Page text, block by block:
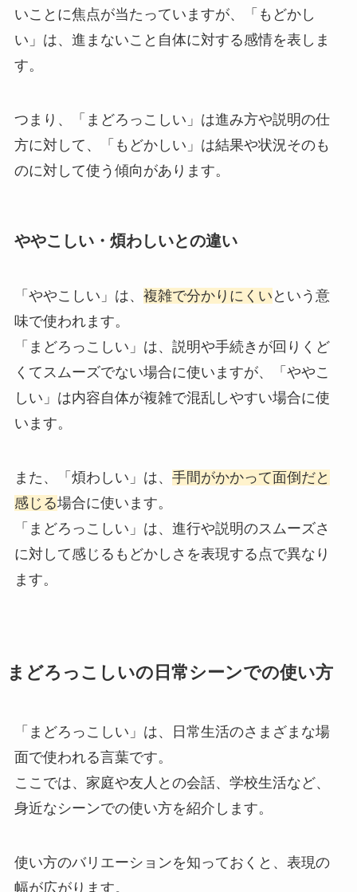
いことに焦点が当たっていますが、「もどかし
い」は、進まないこと自体に対する感情を表しま
す。
つまり、「まどろっこしい」は進み方や説明の仕
方に対して、「もどかしい」は結果や状況そのも
のに対して使う傾向があります。
ややこしい・煩わしいとの違い
「ややこしい」は、 複雑で分かりにくい という意
味で使われます。
「まどろっこしい」は、説明や手続きが回りくど
くてスムーズでない場合に使いますが、「ややこ
しい」は内容自体が複雑で混乱しやすい場合に使
います。
また、「煩わしい」は、 手間がかかって面倒だと
感じる場合に使います。
「まどろっこしい」は、進行や説明のスムーズさ
に対して感じるもどかしさを表現する点で異なり
ます。
まどろっこしいの日常シーンでの使い方
「まどろっこしい」は、日常生活のさまざまな場
面で使われる言葉です。
ここでは、家庭や友人との会話、学校生活など、
身近なシーンでの使い方を紹介します。
使い方のバリエーションを知っておくと、表現の
幅が広がります。